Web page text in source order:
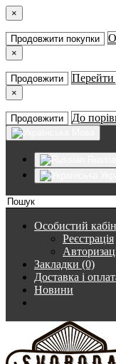
×
Продовжити покупки
×
Продовжити Перейти
×
Продовжити До
Особистий
Реєстрація
Закладки (0)
Доставка і
Новини